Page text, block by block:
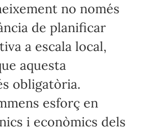
no només
de planificar
a escala local,
aquesta
obligatòria.
esforç en
i econòmics dels